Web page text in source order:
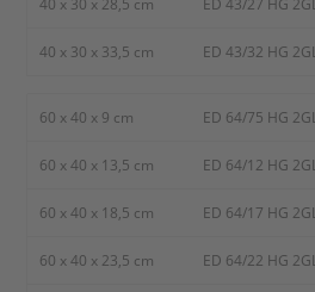
40 x 30 x 28,5 cm ED 43/27 HG 2GL
40 x 30 x 33,5 cm ED 43/32 HG 2GL
60 x 40 x 9 cm ED 64/75 HG 2GL
60 x 40 x 13,5 cm ED 64/12 HG 2GL
60 x 40 x 18,5 cm ED 64/17 HG 2GL
60 x 40 x 23,5 cm ED 64/22 HG 2GL